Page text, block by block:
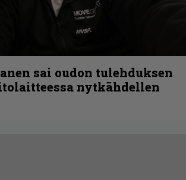
sai oudon tulehduksen
nytkähdellen